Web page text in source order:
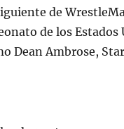
de
de los Estados
Dean Ambrose,